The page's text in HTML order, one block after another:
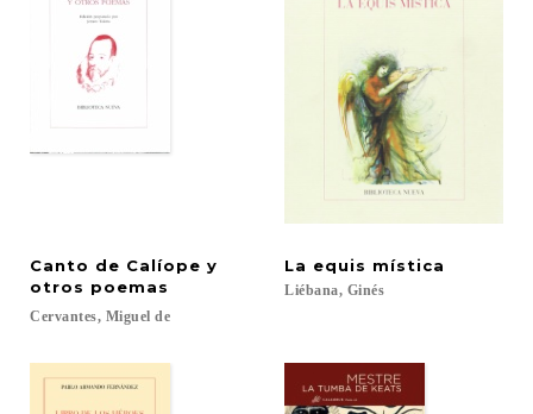
Canto de Calíope y
otros poemas
Cervantes, Miguel de
La equis mística
Liébana, Ginés